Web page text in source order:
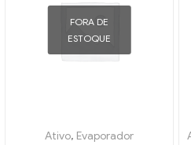
FORA DE
ESTOQUE
Ativo, Evaporador